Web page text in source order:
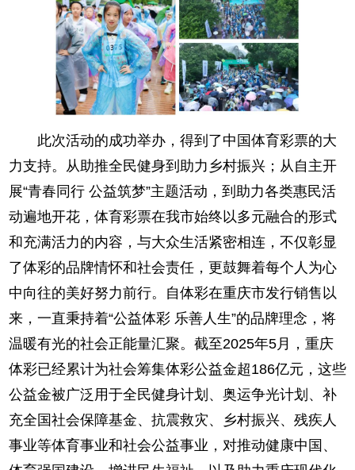
此次活动的成功举办，得到了中国体育彩票的大
力支持。从助推全民健身到助力乡村振兴；从自主开
展“青春同行 公益筑梦”主题活动，到助力各类惠民活
动遍地开花，体育彩票在我市始终以多元融合的形式
和充满活力的内容，与大众生活紧密相连，不仅彰显
了体彩的品牌情怀和社会责任，更鼓舞着每个人为心
中向往的美好努力前行。自体彩在重庆市发行销售以
来，一直秉持着“公益体彩 乐善人生”的品牌理念，将
温暖有光的社会正能量汇聚。截至2025年5月，重庆
体彩已经累计为社会筹集体彩公益金超186亿元，这些
公益金被广泛用于全民健身计划、奥运争光计划、补
充全国社会保障基金、抗震救灾、乡村振兴、残疾人
事业等体育事业和社会公益事业，对推动健康中国、